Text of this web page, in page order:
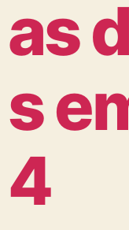
as
s
4